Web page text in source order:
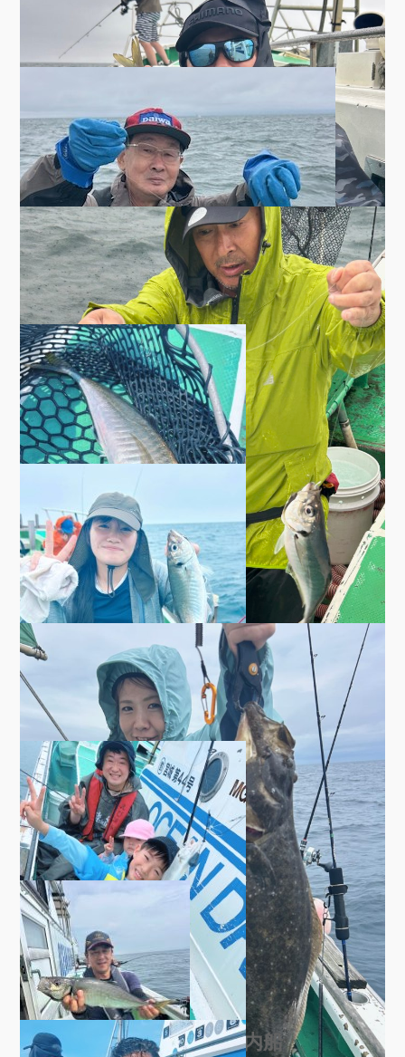
8/8釣果 アジ好調
Author:えびす屋 2026年8月8日
▼アジ船 ・アジ1〜31匹 28〜50cm ・他サバ、メバル、イ
ナダ ご乗船あり…(READ MORE)
ブログ
,釣果
8/2 アジ船好調
Author:えびす屋 2026年8月2日
▼アジ20〜53匹 28〜47cm ・他サバ ・バチコン36匹
ブログ
8/1 アジ船好調
Author:えびす屋 2026年8月1日
▼アジ19〜103匹 28〜42cm ・水温24.7度 ・他サバ メ
ブログ
7/25 アジ船の釣果
Author:えびす屋 2026年7月25日
▼ アジ18〜68匹 27〜50cm ・他サバ メバル
ブログ
7/20釣果 アジ船好調
Author: 2026年7月20日
▼アジ船 ・アジ14〜35匹、28〜47cm ・他サバ（大サイズ
多い）、メバル、…(READ MORE)
ブログ
釣果
7/19釣果 アジ好調、ルアー(青物)、カ
レイ
Author:えびす屋 2026年7月19日
▼アジ船 ・アジ3〜22匹、28〜47cm ・他サバ、メバル ・
水温21.6度 …(READ MORE)
ブログ, 釣果
7/12釣果 アジ好調、湾内船